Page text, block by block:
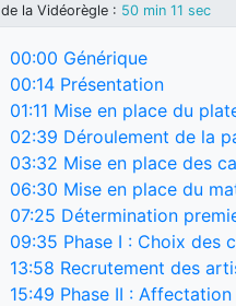
de la Vidéorègle : 50 min 11 sec
00:00 Générique
00:14 Présentation
01:11 Mise en place du
02:39 Déroulement de la
03:32 Mise en place des
06:30 Mise en place du
07:25 Détermination
09:35 Phase I : Choix des
13:58 Recrutement des
15:49 Phase II :